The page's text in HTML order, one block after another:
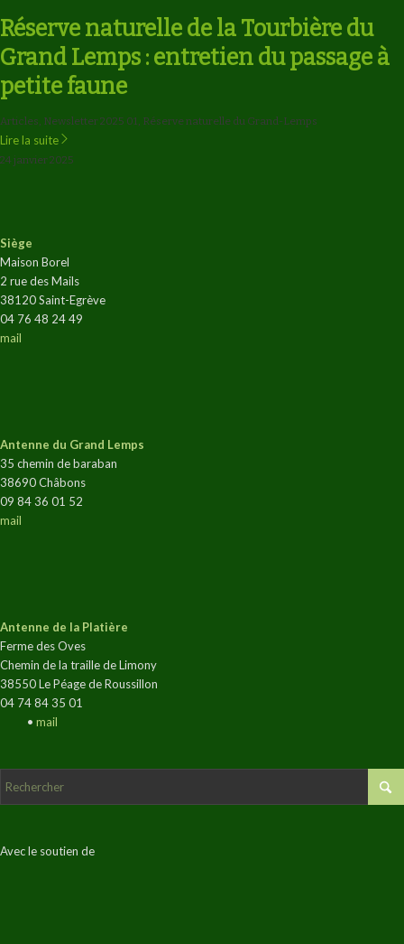
Réserve naturelle de la Tourbière du
Grand Lemps : entretien du passage à
petite faune
Articles, Newsletter 2025 01, Réserve naturelle du Grand-Lemps
Lire la suite
24 janvier 2025
Siège
Maison Borel
2 rue des Mails
38120 Saint-Egrève
04 76 48 24 49
mail
Antenne du Grand Lemps
35 chemin de baraban
38690 Châbons
09 84 36 01 52
mail
Antenne de la Platière
Ferme des Oves
Chemin de la traille de Limony
38550 Le Péage de Roussillon
04 74 84 35 01
• mail
Avec le soutien de